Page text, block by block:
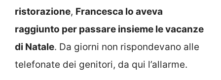
ristorazione, Francesca lo aveva
raggiunto per passare insieme le vacanze
di Natale. Da giorni non rispondevano alle
telefonate dei genitori, da qui l’allarme.